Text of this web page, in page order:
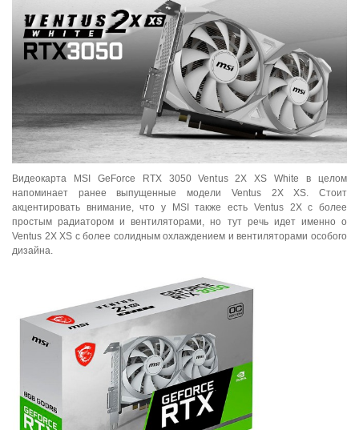
Видеокарта MSI GeForce RTX 3050 Ventus 2X XS White в целом
напоминает ранее выпущенные модели Ventus 2X XS. Стоит
акцентировать внимание, что у MSI также есть Ventus 2X с более
простым радиатором и вентиляторами, но тут речь идет именно о
Ventus 2X XS с более солидным охлаждением и вентиляторами особого
дизайна.